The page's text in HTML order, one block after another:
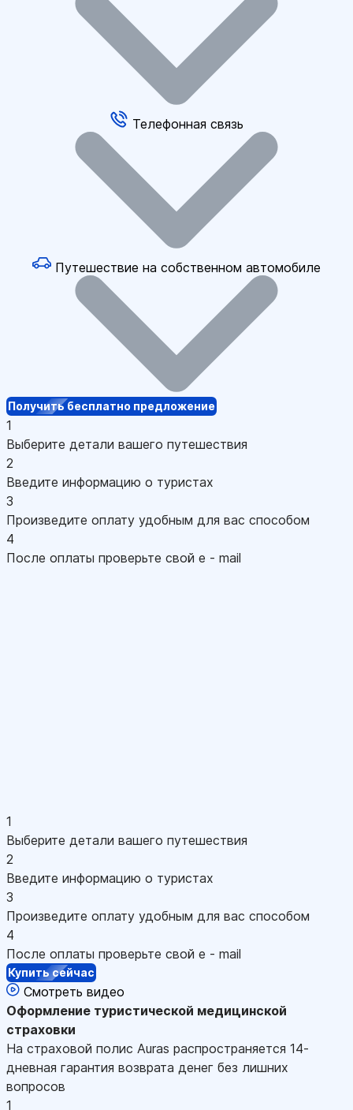
Телефонная связь
Путешествие на собственном автомобиле
Получить бесплатно предложение
1
Выберите детали вашего путешествия
2
Введите информацию о туристах
3
Произведите оплату удобным для вас способом
4
После оплаты проверьте свой e - mail
1
Выберите детали вашего путешествия
2
Введите информацию о туристах
3
Произведите оплату удобным для вас способом
4
После оплаты проверьте свой e - mail
Купить сейчас
Смотреть видео
Оформление туристической медицинской
страховки
На страховой полис Auras распространяется 14-
дневная гарантия возврата денег без лишних
вопросов
1